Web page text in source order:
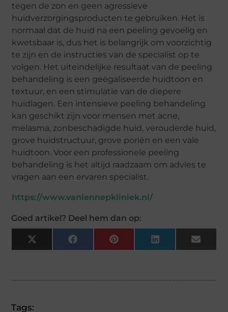
tegen de zon en geen agressieve
huidverzorgingsproducten te gebruiken. Het is
normaal dat de huid na een peeling gevoelig en
kwetsbaar is, dus het is belangrijk om voorzichtig
te zijn en de instructies van de specialist op te
volgen. Het uiteindelijke resultaat van de peeling
behandeling is een geëgaliseerde huidtoon en
textuur, en een stimulatie van de diepere
huidlagen. Een intensieve peeling behandeling
kan geschikt zijn voor mensen met acne,
melasma, zonbeschadigde huid, verouderde huid,
grove huidstructuur, grove poriën en een vale
huidtoon. Voor een professionele peeling
behandeling is het altijd raadzaam om advies te
vragen aan een ervaren specialist.
https://www.vanlennepkliniek.nl/
Goed artikel? Deel hem dan op:
X
(Twitter)
FacebookPinterestLinkedInEmail
Tags: